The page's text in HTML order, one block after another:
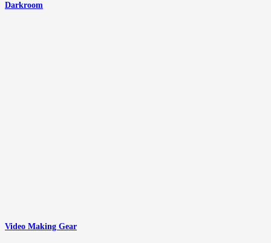
Darkroom
Video Making Gear